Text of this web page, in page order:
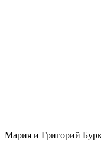
Мария и Григорий